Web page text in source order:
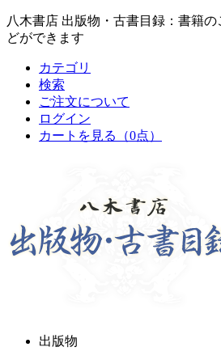
八木書店 出版物・古書目録：書籍
どができます
カテゴリ
検索
ご注文について
ログイン
カートを見る
（0点）
出版物